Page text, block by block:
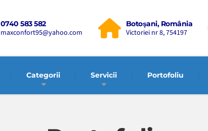
0740 583 582
maxconfort95@yahoo.com
Botoşani, România
Victoriei nr 8, 754197
Categorii Servicii Portofoliu